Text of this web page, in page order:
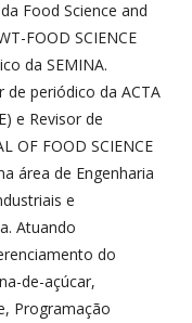
Food Science and
FOOD SCIENCE
da SEMINA.
de periódico da ACTA
e Revisor de
OF FOOD SCIENCE
área de Engenharia
e
Atuando
do
de-açúcar,
Programação